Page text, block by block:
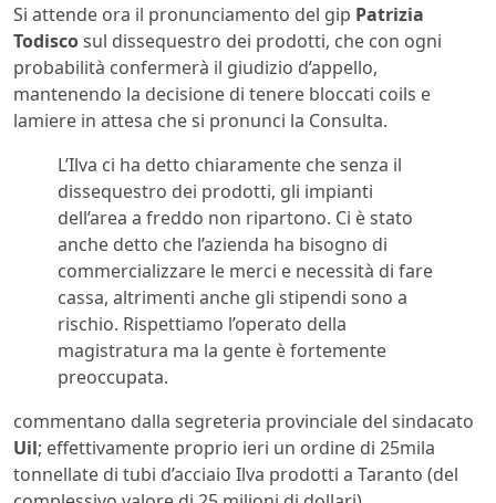
Si attende ora il pronunciamento del gip Patrizia
Todiscosul dissequestro dei prodotti, che con ogni
probabilità confermerà il giudizio d’appello,
mantenendo la decisione di tenere bloccati coils e
lamiere in attesa che si pronunci la Consulta.
L’Ilva ci ha detto chiaramente che senza il
dissequestro dei prodotti, gli impianti
dell’area a freddo non ripartono. Ci è stato
anche detto che l’azienda ha bisogno di
commercializzare le merci e necessità di fare
cassa, altrimenti anche gli stipendi sono a
rischio. Rispettiamo l’operato della
magistratura ma la gente è fortemente
preoccupata.
commentano dalla segreteria provinciale del sindacato
Uil; effettivamente proprio ieri un ordine di 25mila
tonnellate di tubi d’acciaio Ilva prodotti a Taranto (del